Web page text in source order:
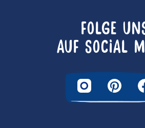
FOLGE
AUF SOCIAL